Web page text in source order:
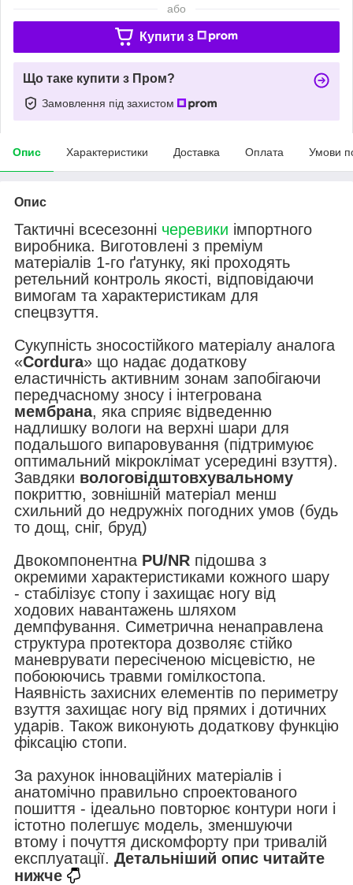
або
Купити з
Що таке купити з Пром?
Замовлення під захистом
Опис Характеристики Доставка Оплата Умови
Опис
Тактичні всесезонні черевики імпортного
виробника. Виготовлені з преміум
матеріалів 1-го ґатунку, які проходять
ретельний контроль якості, відповідаючи
вимогам та характеристикам для
спецвзуття.
Сукупність зносостійкого матеріалу аналога
«Cordura» що надає додаткову
еластичність активним зонам запобігаючи
передчасному зносу і інтегрована
мембрана, яка сприяє відведенню
надлишку вологи на верхні шари для
подальшого випаровування (підтримуює
оптимальний мікроклімат усередині взуття).
Завдяки вологовідштовхувальному
покриттю, зовнішній матеріал менш
схильний до недружніх погодних умов (будь
то дощ, сніг, бруд)
Двокомпонентна PU/NR підошва з
окремими характеристиками кожного шару
- стабілізує стопу і захищає ногу від
ходових навантажень шляхом
демпфування. Симетрична ненаправлена
структура протектора дозволяє стійко
маневрувати пересіченою місцевістю, не
побоюючись травми гомілкостопа.
Наявність захисних елементів по периметру
взуття захищає ногу від прямих і дотичних
ударів. Також виконують додаткову функцію
фіксацію стопи.
За рахунок інноваційних матеріалів і
анатомічно правильно спроектованого
пошиття - ідеально повторює контури ноги і
істотно полегшує модель, зменшуючи
втому і почуття дискомфорту при тривалій
експлуатації. Детальніший опис читайте
нижче